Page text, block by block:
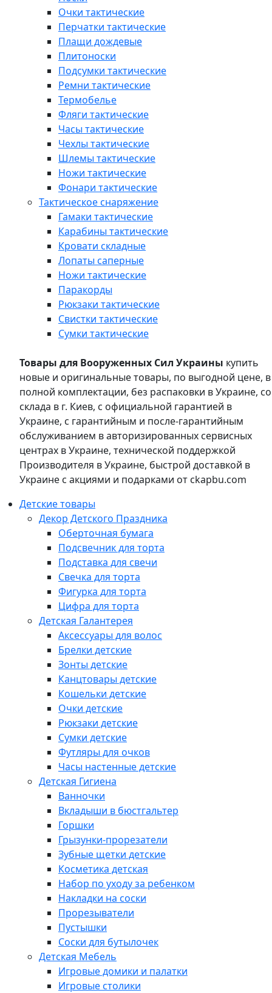
Очки тактические
Перчатки тактические
Плащи дождевые
Плитоноски
Подсумки тактические
Ремни тактические
Термобелье
Фляги тактические
Часы тактические
Чехлы тактические
Шлемы тактические
Ножи тактические
Фонари тактические
Тактическое снаряжение
Гамаки тактические
Карабины тактические
Кровати складные
Лопаты саперные
Ножи тактические
Паракорды
Рюкзаки тактические
Свистки тактические
Сумки тактические
Товары для Вооруженных Сил Украины купить
новые и оригинальные товары, по выгодной цене, в
полной комплектации, без распаковки в Украине, со
склада в г. Киев, с официальной гарантией в
Украине, с гарантийным и после-гарантийным
обслуживанием в авторизированных сервисных
центрах в Украине, технической поддержкой
Производителя в Украине, быстрой доставкой в
Украине с акциями и подарками от ckapbu.com
Детские товары
Декор Детского Праздника
Оберточная бумага
Подсвечник для торта
Подставка для свечи
Свечка для торта
Фигурка для торта
Цифра для торта
Детская Галантерея
Аксессуары для волос
Брелки детские
Зонты детские
Канцтовары детские
Кошельки детские
Очки детские
Рюкзаки детские
Сумки детские
Футляры для очков
Часы настенные детские
Детская Гигиена
Ванночки
Вкладыши в бюстгальтер
Горшки
Грызунки-прорезатели
Зубные щетки детские
Косметика детская
Набор по уходу за ребенком
Накладки на соски
Прорезыватели
Пустышки
Соски для бутылочек
Детская Мебель
Игровые домики и палатки
Игровые столики